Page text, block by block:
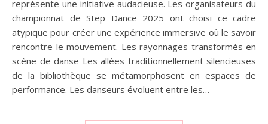
représente une initiative audacieuse. Les organisateurs du
championnat de Step Dance 2025 ont choisi ce cadre
atypique pour créer une expérience immersive où le savoir
rencontre le mouvement. Les rayonnages transformés en
scène de danse Les allées traditionnellement silencieuses
de la bibliothèque se métamorphosent en espaces de
performance. Les danseurs évoluent entre les…